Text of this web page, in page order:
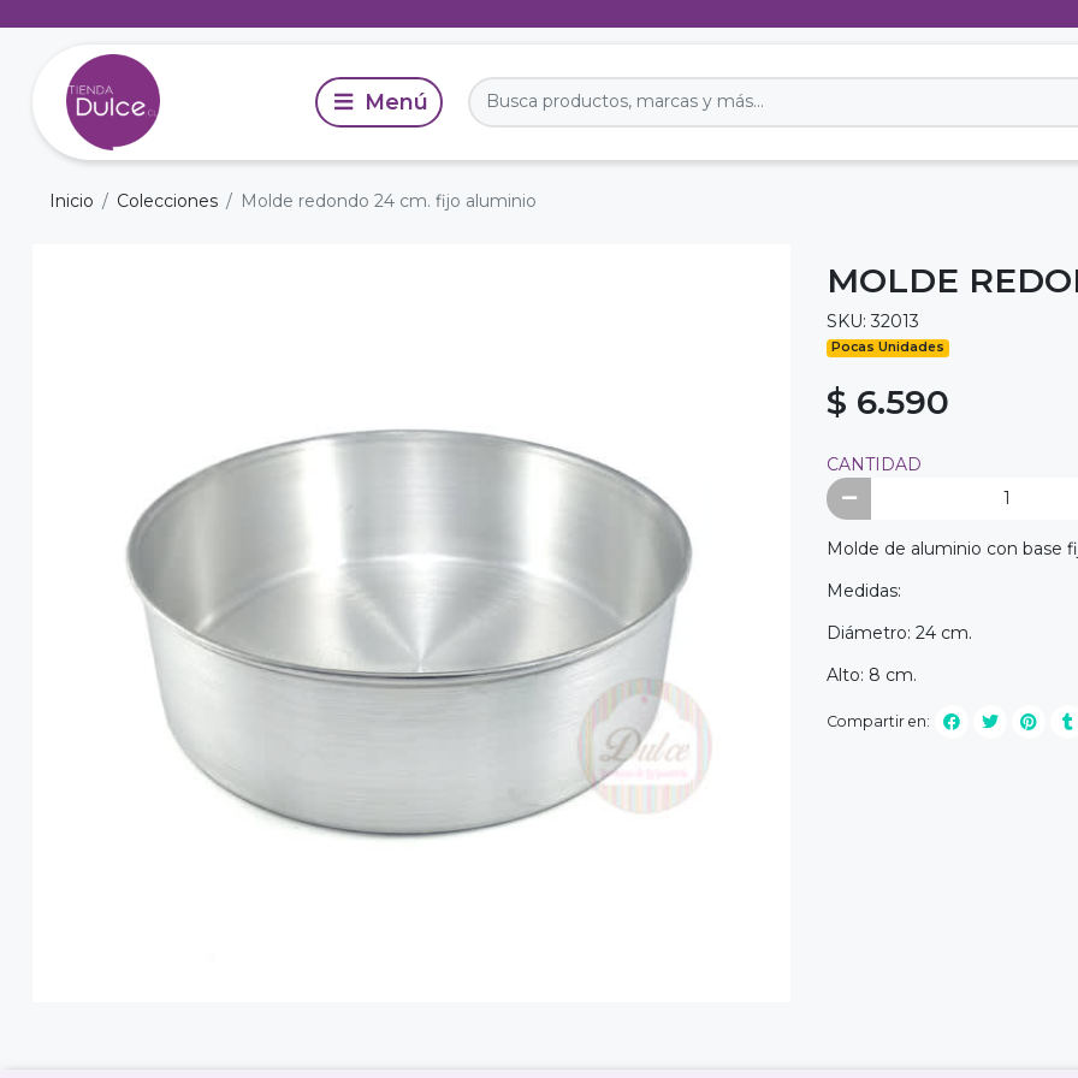
Inicio Colecciones Molde redondo 24 cm. fijo aluminio
MOLDE
SKU: 32013
Pocas Unidades
$ 6.590
CANTIDAD
Molde de aluminio con base
Medidas:
Diámetro: 24 cm.
Alto: 8 cm.
Compartir en: